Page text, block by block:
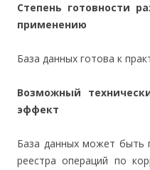
Степень готовности
применению
База данных готова к
Возможный
эффект
База данных может быть
реестра операций по